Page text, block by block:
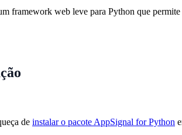
framework web leve para Python que
de instalar o pacote AppSignal for Python